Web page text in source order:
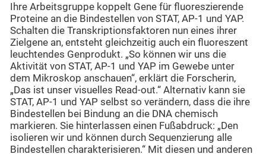
Ihre Arbeitsgruppe koppelt Gene für fluoreszierende
Proteine an die Bindestellen von STAT, AP-1 und YAP.
Schalten die Transkriptionsfaktoren nun eines ihrer
Zielgene an, entsteht gleichzeitig auch ein fluoreszent
leuchtendes Genprodukt. „So können wir uns die
Aktivität von STAT, AP-1 und YAP im Gewebe unter
dem Mikroskop anschauen“, erklärt die Forscherin,
„Das ist unser visuelles Read-out.“ Alternativ kann sie
STAT, AP-1 und YAP selbst so verändern, dass die ihre
Bindestellen bei Bindung an die DNA chemisch
markieren. Sie hinterlassen einen Fußabdruck: „Den
isolieren wir und können durch Sequenzierung alle
Bindestellen charakterisieren.“ Mit diesen und anderen